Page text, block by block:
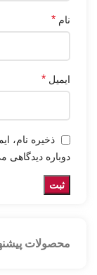
نام *
ایمیل *
ذخیره نام،
دوباره دیدگاهی
محصولات